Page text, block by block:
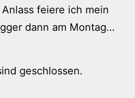
feiere ich mein
dann am Montag…
geschlossen.